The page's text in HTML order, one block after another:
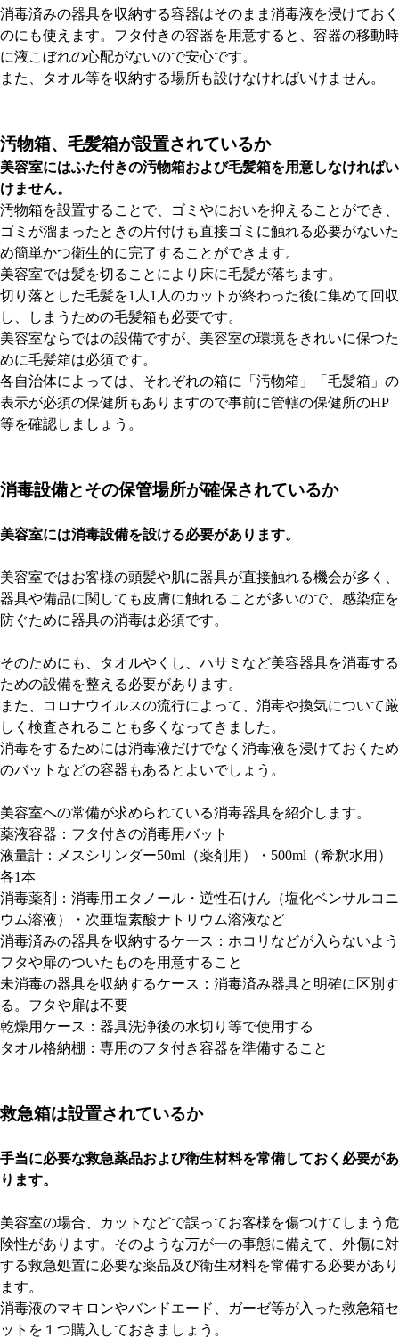
消毒済みの器具を収納する容器はそのまま消毒液を浸けておく
のにも使えます。フタ付きの容器を用意すると、容器の移動時
に液こぼれの心配がないので安心です。
また、タオル等を収納する場所も設けなければいけません。
汚物箱、毛髪箱が設置されているか
美容室にはふた付きの汚物箱および毛髪箱を用意しなければい
けません。
汚物箱を設置することで、ゴミやにおいを抑えることができ、
ゴミが溜まったときの片付けも直接ゴミに触れる必要がないた
め簡単かつ衛生的に完了することができます。
美容室では髪を切ることにより床に毛髪が落ちます。
切り落とした毛髪を1人1人のカットが終わった後に集めて回収
し、しまうための毛髪箱も必要です。
美容室ならではの設備ですが、美容室の環境をきれいに保つた
めに毛髪箱は必須です。
各自治体によっては、それぞれの箱に「汚物箱」「毛髪箱」の
表示が必須の保健所もありますので事前に管轄の保健所のHP
等を確認しましょう。
消毒設備とその保管場所が確保されているか
美容室には消毒設備を設ける必要があります。
美容室ではお客様の頭髪や肌に器具が直接触れる機会が多く、
器具や備品に関しても皮膚に触れることが多いので、感染症を
防ぐために器具の消毒は必須です。
そのためにも、タオルやくし、ハサミなど美容器具を消毒する
ための設備を整える必要があります。
また、コロナウイルスの流行によって、消毒や換気について厳
しく検査されることも多くなってきました。
消毒をするためには消毒液だけでなく消毒液を浸けておくため
のバットなどの容器もあるとよいでしょう。
美容室への常備が求められている消毒器具を紹介します。
薬液容器：フタ付きの消毒用バット
液量計：メスシリンダー50ml（薬剤用）・500ml（希釈水用）
各1本
消毒薬剤：消毒用エタノール・逆性石けん（塩化ベンサルコニ
ウム溶液）・次亜塩素酸ナトリウム溶液など
消毒済みの器具を収納するケース：ホコリなどが入らないよう
フタや扉のついたものを用意すること
未消毒の器具を収納するケース：消毒済み器具と明確に区別す
る。フタや扉は不要
乾燥用ケース：器具洗浄後の水切り等で使用する
タオル格納棚：専用のフタ付き容器を準備すること
救急箱は設置されているか
手当に必要な救急薬品および衛生材料を常備しておく必要があ
ります。
美容室の場合、カットなどで誤ってお客様を傷つけてしまう危
険性があります。そのような万が一の事態に備えて、外傷に対
する救急処置に必要な薬品及び衛生材料を常備する必要があり
ます。
消毒液のマキロンやバンドエード、ガーゼ等が入った救急箱セ
ットを１つ購入しておきましょう。